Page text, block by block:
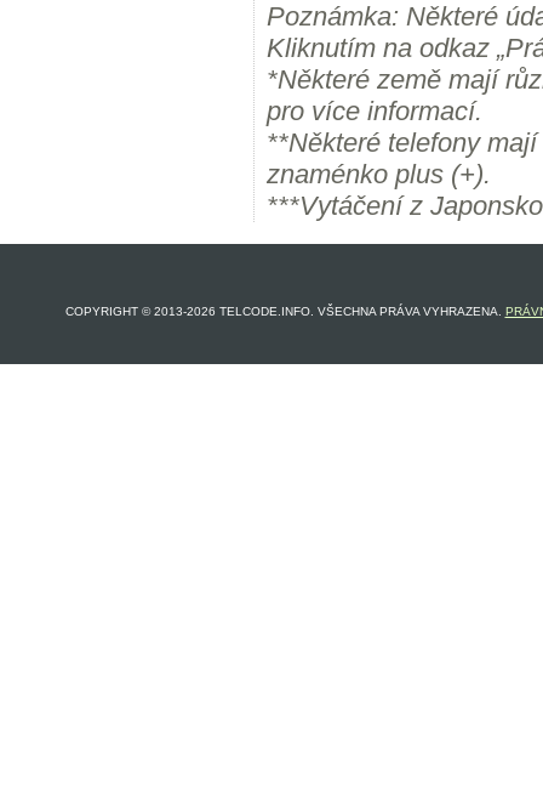
Poznámka: Některé
Kliknutím na odkaz
*Některé země mají
pro více informací.
**Některé telefony
znaménko plus (+).
***Vytáčení z
COPYRIGHT © 2013-2026 TELCODE.INFO. VŠECHNA PRÁVA VYHRAZENA.